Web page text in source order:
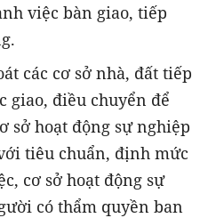
việc bàn giao, tiếp
các cơ sở nhà, đất tiếp
giao, điều chuyển để
sở hoạt động sự nghiệp
tiêu chuẩn, định mức
cơ sở hoạt động sự
có thẩm quyền ban